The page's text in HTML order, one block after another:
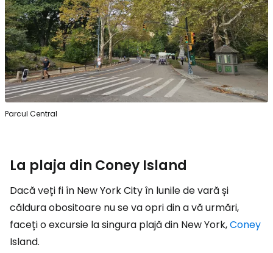
Parcul Central
La plaja din Coney Island
Dacă veți fi în New York City în lunile de vară și
căldura obositoare nu se va opri din a vă urmări,
faceți o excursie la singura plajă din New York,Coney
Island.